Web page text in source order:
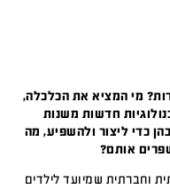
מי המציא את הכלכלה,
חדשות משנות
כדי ליצור ולהשפיע, מה
אותם?
וחברתית שמיועד לילדים